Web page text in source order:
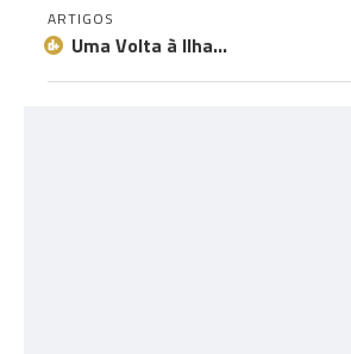
ARTIGOS
Uma Volta à Ilha…